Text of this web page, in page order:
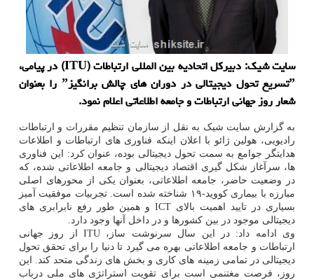
سایت شیک: دبیرکل اتحادیه بین المللی ارتباطات (ITU) در پیامی،
ˮتسریع تحول دیجیتالی در دوران های چالش برانگیزˮ را بعنوان
شعار روز جهانی ارتباطات و جامعه اطلاعاتی اعلام نمود.
به گزارش سایت شیک به نقل از سازمان تنظیم مقررات و ارتباطات
رادیویی، هولین ژائو با اعلان اینکه فناوری های ارتباطات و اطلاعات
هدایتگر جوامع به سمت تحول دیجیتالی بوده، عنوان کرد: این فناوری
ها، سرآغاز شکل گیری اقتصاد دیجیتالی و جامعه اطلاعاتی شده، که
در وضعیت حاضر، جامعه اطلاعاتی، بعنوان یکی از محورهای اصلی
مبارزه با بیماری کووید-۱۹ شناخته شده است. تجربیات موفقیت آمیز
بسیاری در تایید اهمیت بالای ICT و همین طور رفع نابرابری های
دیجیتالی موجود در بین کشورها و در داخل آنها وجود دارد.
وی ادامه داد: در این سال سرنوشت ساز، ITU از روز جهانی
ارتباطات و جامعه اطلاعاتی بهره می گیرد تا دنیا را برای تحقق تحول
دیجیتالی در تمامی زمینه های کاری و بخش های زندگی متحد کند. این
روز، فرصت مغتنمی است برای تقویت استراتژی های ملی درباب